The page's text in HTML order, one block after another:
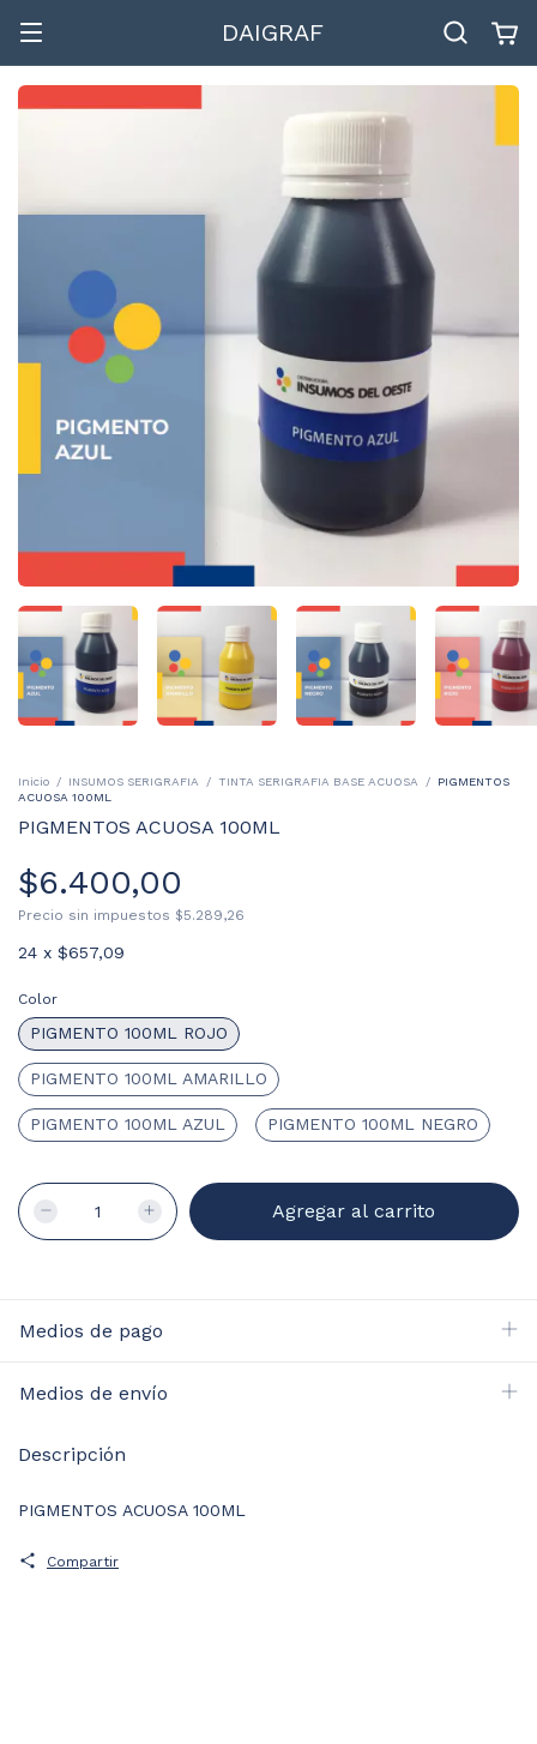
DAIGRAF
Inicio / INSUMOS SERIGRAFIA / TINTA SERIGRAFIA BASE ACUOSA /
PIGMENTOS
ACUOSA 100ML
PIGMENTOS ACUOSA 100ML
$6.400,00
Precio sin impuestos $5.289,26
24 x $657,09
Color
PIGMENTO 100ML ROJO
PIGMENTO 100ML AMARILLO
PIGMENTO 100ML AZUL PIGMENTO 100ML NEGRO
Medios de pago
Medios de envío
Descripción
PIGMENTOS ACUOSA 100ML
Compartir